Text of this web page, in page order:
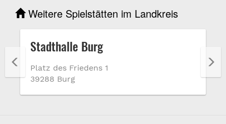
Weitere Spielstätten im Landkreis
Stadthalle Burg
Platz des Friedens 1
39288 Burg